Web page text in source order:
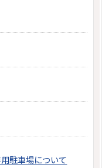
駐車場について